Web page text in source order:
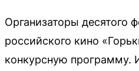
Организаторы десятого
российского кино
конкурсную программу.